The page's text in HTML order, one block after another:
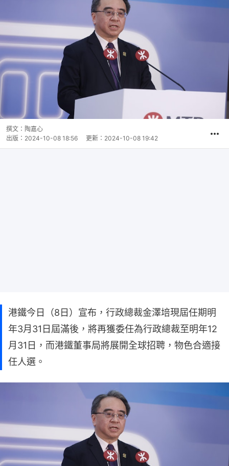
撰文： 陶嘉心
出版： 2024-10-08 18:56 更新： 2024-10-08 19:42
港鐵今日（8日）宣布，行政總裁金澤培現屆任期明
年3月31日屆滿後，將再獲委任為行政總裁至明年12
月31日，而港鐵董事局將展開全球招聘，物色合適接
任人選。